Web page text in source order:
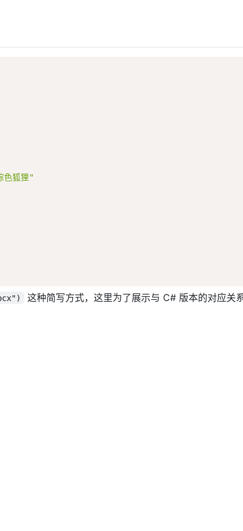
色狐狸"
这种简写方式，这里为了展示与 C# 版本的对应关